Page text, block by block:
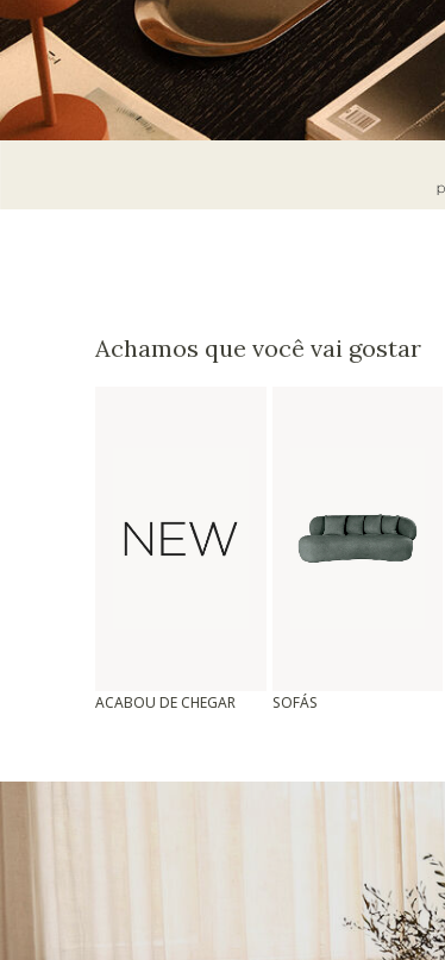
Achamos que você vai gostar
ACABOU DE CHEGAR SOFÁS